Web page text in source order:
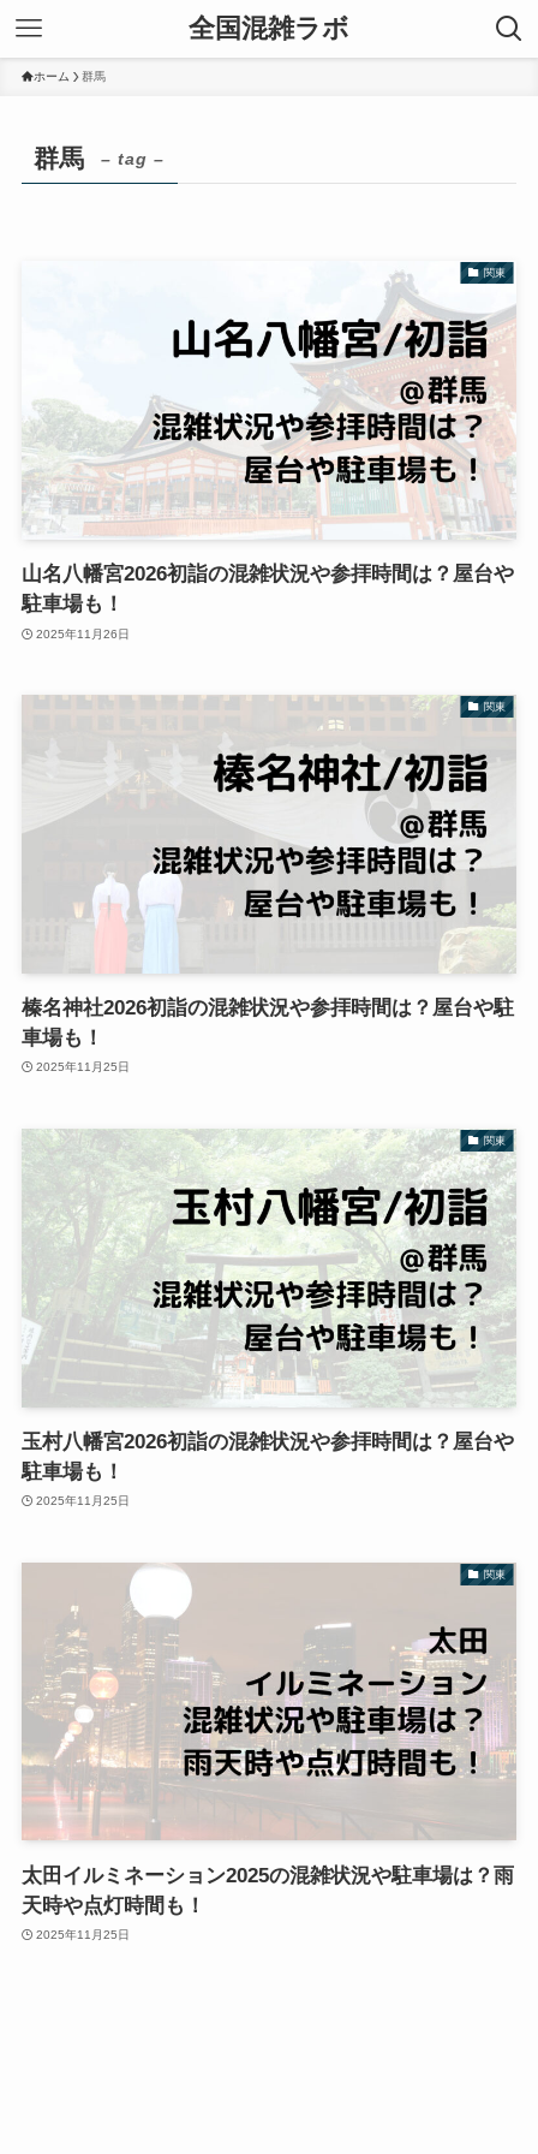
全国混雑ラボ
ホーム 群馬
群馬 – tag –
関東
山名八幡宮2026初詣の混雑状況や参拝時間は？屋台や
駐車場も！
2025年11月26日
関東
榛名神社2026初詣の混雑状況や参拝時間は？屋台や駐
車場も！
2025年11月25日
関東
玉村八幡宮2026初詣の混雑状況や参拝時間は？屋台や
駐車場も！
2025年11月25日
関東
太田イルミネーション2025の混雑状況や駐車場は？雨
天時や点灯時間も！
2025年11月25日